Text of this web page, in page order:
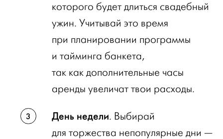
которого будет длиться свадебный
ужин. Учитывай это время
при планировании программы
и тайминга банкета,
так как дополнительные часы
аренды увеличат твои расходы.
День недели. Выбирай
для торжества непопулярные дни —